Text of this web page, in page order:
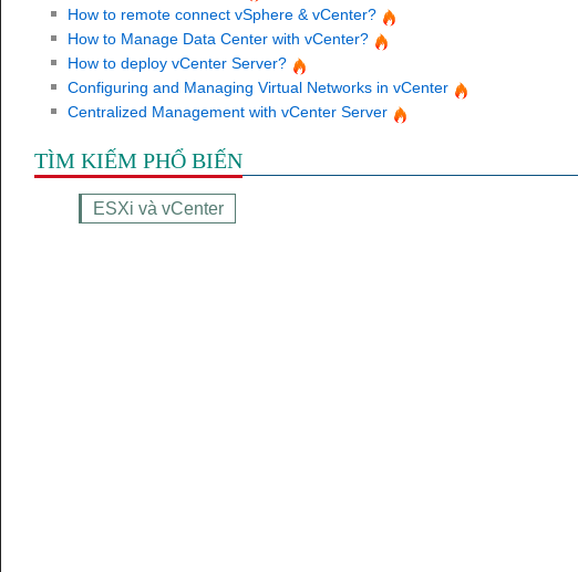
How to remote connect vSphere & vCenter?
How to Manage Data Center with vCenter?
How to deploy vCenter Server?
Configuring and Managing Virtual Networks in vCenter
Centralized Management with vCenter Server
TÌM KIẾM PHỔ BIẾN
ESXi và vCenter